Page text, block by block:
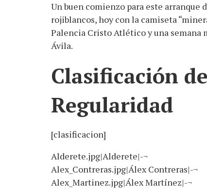
Un buen comienzo para este
rojiblancos, hoy con la camiseta
Palencia Cristo Atlético y una semana
Ávila.
Clasificación
Regularidad
[clasificacion]
Alderete.jpg|Alderete|-¬
Alex_Contreras.jpg|Álex Contreras|-¬
Alex_Martinez.jpg|Álex Martínez|-¬